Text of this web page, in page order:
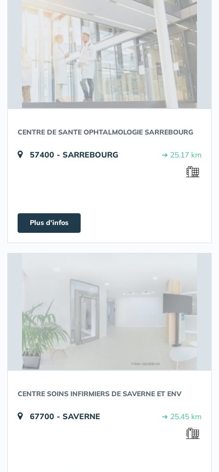
CENTRE DE SANTE OPHTALMOLOGIE SARREBOURG
57400 - SARREBOURG ➔ 25.17 km
Plus d'infos
CENTRE SOINS INFIRMIERS DE SAVERNE ET ENV
67700 - SAVERNE ➔ 25.45 km